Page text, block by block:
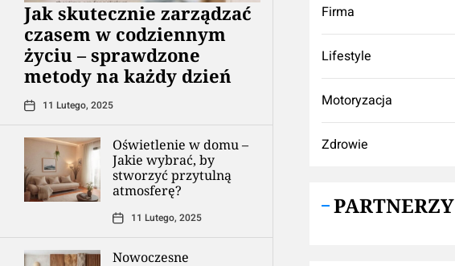
Jak skutecznie zarządzać
czasem w codziennym
życiu – sprawdzone
metody na każdy dzień
11 Lutego, 2025
Oświetlenie w domu –
Jakie wybrać, by
stworzyć przytulną
atmosferę?
11 Lutego, 2025
Nowoczesne
Firma
Lifestyle
Motoryzacja
Zdrowie
PARTNERZY